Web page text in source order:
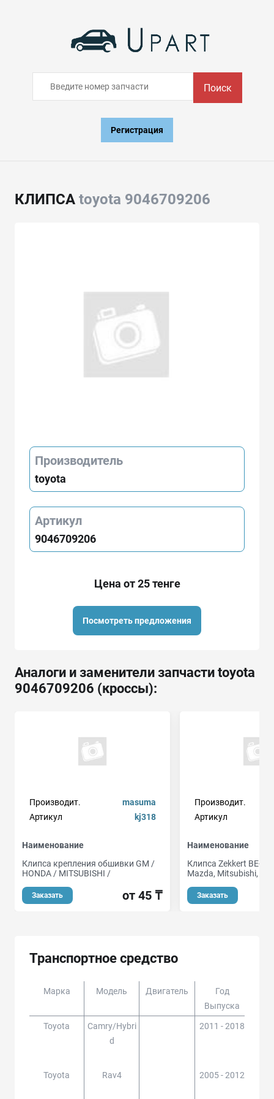
Поиск
Регистрация
КЛИПСА toyota 9046709206
Производитель
toyota
Артикул
9046709206
Цена от 25 тенге
Посмотреть предложения
Аналоги и заменители запчасти toyota
9046709206 (кроссы):
Производит.
masuma
Артикул
kj318
Наименование
Клипса крепления обшивки GM /
HONDA / MITSUBISHI /
Заказать от 45 ₸
Производит.
Артикул
Наименование
Клипса Zekkert BE-
Mazda, Mitsubishi,
Заказать
Транспортное средство
Марка Модель Двигатель
Год
Выпуска
Toyota
Camry/hybri
D
2011 - 2018
Toyota
Rav4 2005 - 2012